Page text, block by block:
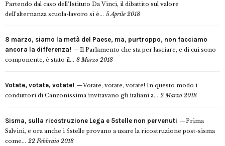
Partendo dal caso dell’Istituto Da Vinci, il dibattito sul valore
dell’alternanza scuola-lavoro si è... 5 Aprile 2018
8 marzo, siamo la metà del Paese, ma, purtroppo, non facciamo
ancora la differenza!
Il Parlamento che sta per lasciare, e di cui sono
componente, è stato il... 8 Marzo 2018
Votate, votate, votate!
Votate, votate, votate! In questo modo i
conduttori di Canzonissima invitavano gli italiani a... 2 Marzo 2018
Sisma, sulla ricostruzione Lega e 5stelle non pervenuti
Prima
Salvini, e ora anche i 5stelle provano a usare la ricostruzione post-sisma
come... 22 Febbraio 2018